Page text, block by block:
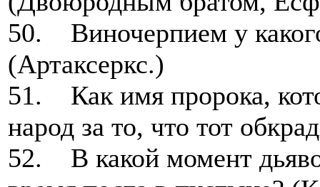
50. Виночерпием у
(Артаксеркс.)
51. Как имя пророка,
народ за то, что тот
52. В какой момент